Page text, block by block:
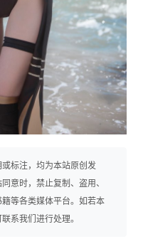
标注，均为本站原创发
意时，禁止复制、盗用、
等各类媒体平台。如若本
系我们进行处理。